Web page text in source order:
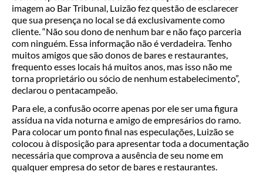
imagem ao Bar Tribunal, Luizão fez questão de esclarecer
que sua presença no local se dá exclusivamente como
cliente. “Não sou dono de nenhum bar e não faço parceria
com ninguém. Essa informação não é verdadeira. Tenho
muitos amigos que são donos de bares e restaurantes,
frequento esses locais há muitos anos, mas isso não me
torna proprietário ou sócio de nenhum estabelecimento”,
declarou o pentacampeão.
Para ele, a confusão ocorre apenas por ele ser uma figura
assídua na vida noturna e amigo de empresários do ramo.
Para colocar um ponto final nas especulações, Luizão se
colocou à disposição para apresentar toda a documentação
necessária que comprova a ausência de seu nome em
qualquer empresa do setor de bares e restaurantes.